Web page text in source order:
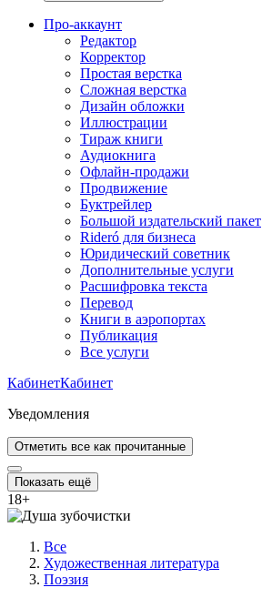
Про-аккаунт
Редактор
Корректор
Простая верстка
Сложная верстка
Дизайн обложки
Иллюстрации
Тираж книги
Аудиокнига
Офлайн-продажи
Продвижение
Буктрейлер
Большой издательский пакет
Rideró для бизнеса
Юридический советник
Дополнительные услуги
Расшифровка текста
Перевод
Книги в аэропортах
Публикация
Все услуги
КабинетКабинет
Уведомления
Отметить все как прочитанные
Показать ещё
18+
Все
Художественная литература
Поэзия